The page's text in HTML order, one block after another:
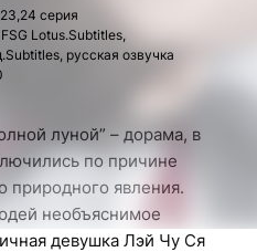
серия
Lotus.Subtitles,
русская озвучка
луной” – дорама, в
по причине
природного явления.
необъяснимое
девушка Лэй Чу Ся